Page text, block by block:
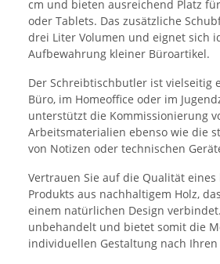
cm und bieten ausreichend Platz
oder Tablets. Das zusätzliche
drei Liter Volumen und eignet sich
Aufbewahrung kleiner Büroartikel.
Der Schreibtischbutler ist vielseitig
Büro, im Homeoffice oder im
unterstützt die Kommissionierung
Arbeitsmaterialien ebenso wie die
von Notizen oder technischen
Vertrauen Sie auf die Qualität
Produkts aus nachhaltigem Holz,
einem natürlichen Design
unbehandelt und bietet somit die
individuellen Gestaltung nach